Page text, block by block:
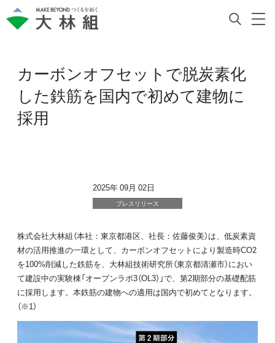
カーボンオフセットで脱炭素化
した鉄筋を国内で初めて建物に
採用
2025年 09月 02日
プレスリリース
株式会社大林組（本社：東京都港区、社長：佐藤俊美）は、低炭素資
材の活用推進の一環として、カーボンオフセットにより製造時CO2
を100%削減した鉄筋を、大林組技術研究所（東京都清瀬市）におい
て建設中の実験棟「オープンラボ3（OL3）」で、第2期部分の基礎配筋
に採用します。本鉄筋の建物への適用は国内で初めてとなります。
（※1）